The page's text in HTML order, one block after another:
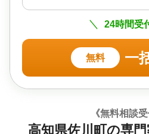
24時間受
無料 一
《無料相談受
高知県佐川町の専